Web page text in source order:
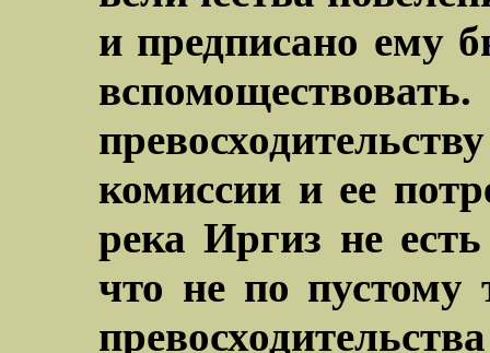
и предписано ему
комиссии и ее
река Иргиз не
что не по пустому